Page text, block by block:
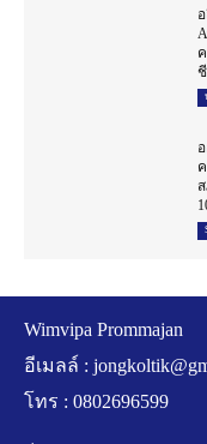
Wimvipa Prommajan
อีเมลล์ :
โทร : 0802696599